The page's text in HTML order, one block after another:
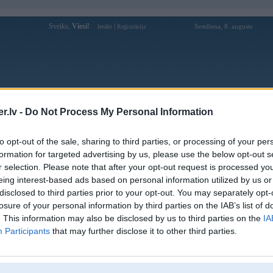
- Do Not Process My Personal Information
opt-out of the sale, sharing to third parties, or processing of your
for targeted advertising by us, please use the below opt-out
selection. Please note that after your opt-out request is processed
interest-based ads based on personal information utilized by us
to third parties prior to your opt-out. You may separately
of your personal information by third parties on the IAB’s list of
This information may also be disclosed by us to third parties on the
Participants that may further disclose it to other third parties.
Sveiks, Viesi! Ienākt Reģistrācija Sestdiena, 8. augusts
Forums Galerijas Reģistrācija Lietotāji
Lietotāja archiebald profils
Pēdējo reizi manīts: 05. Jun 2026, 15:26
Lietotājvārds:
archiebald
Pilsēta:
Rīga
Ziņojumi forumā:
[Pēdējie ziņojumi forumā]